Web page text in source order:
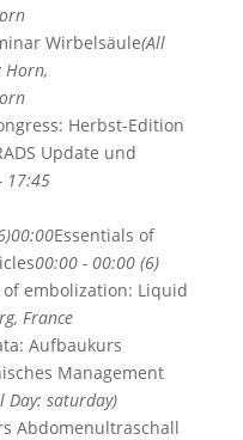
Wirbelsäule(All
Horn,
Herbst-Edition
Update und
17:45
00:00Essentials of
00:00 - 00:00 (6)
of embolization: Liquid
France
Aufbaukurs
Management
Day: saturday)
Abdomenultraschall